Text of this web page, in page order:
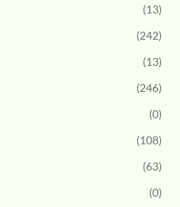
(13)
(242)
(13)
(246)
(0)
(108)
(63)
(0)